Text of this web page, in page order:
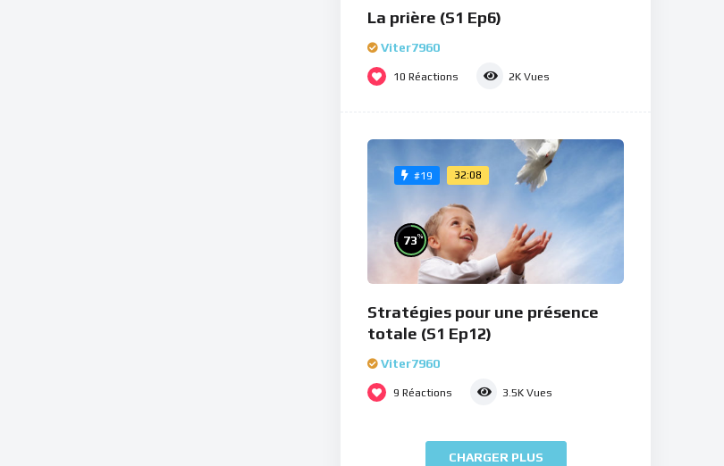
La prière (S1 Ep6)
Viter7960
10 Réactions 2K Vues
#19 32:08
73%
Stratégies pour une présence
totale (S1 Ep12)
Viter7960
9 Réactions 3.5K Vues
CHARGER PLUS